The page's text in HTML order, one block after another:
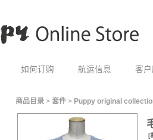
如何订购 航运信息 客
商品目录 > 套件 > Puppy original
[